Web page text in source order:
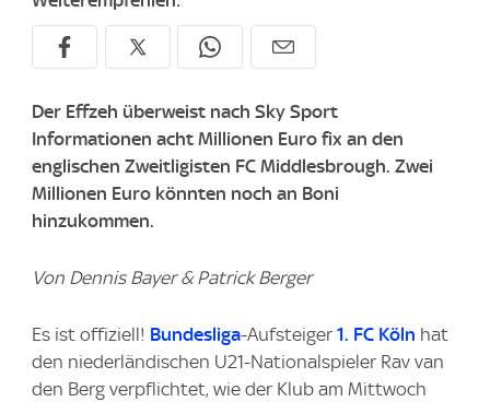
Der Effzeh überweist nach Sky Sport
Informationen acht Millionen Euro fix an den
englischen Zweitligisten FC Middlesbrough. Zwei
Millionen Euro könnten noch an Boni
hinzukommen.
Von Dennis Bayer & Patrick Berger
Es ist offiziell! Bundesliga-Aufsteiger 1. FC Köln hat
den niederländischen U21-Nationalspieler Rav van
den Berg verpflichtet, wie der Klub am Mittwoch